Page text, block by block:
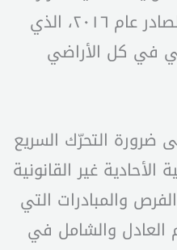
مجلس الأمن رقم ٢٣٣٤ الصادر عام ٢٠١٦، الذي
في كل الأراضي
ضرورة التحرّك السريع
الأحادية غير القانونية
والمبادرات التي
والشامل في